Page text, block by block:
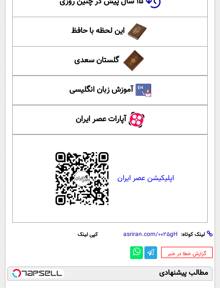
این لحظه با حافظ
گلستان سعدی
آموزش زبان انگلیسی
آپارات عصر ایران
اپلیکیشن عصر ایران
لینک کوتاه: کپی لینک
‌گزارش خطا در خبر
مطالب پیشنهادی